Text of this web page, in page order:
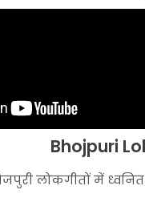
Bhojpuri
लोकगीतों में